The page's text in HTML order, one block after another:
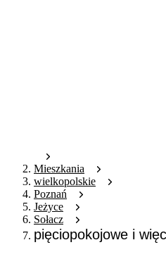
Mieszkania
wielkopolskie
Poznań
Jeżyce
Sołacz
pięciopokojowe i